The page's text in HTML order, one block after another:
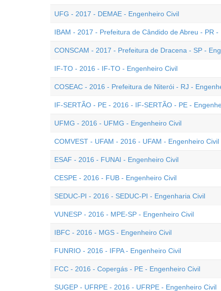
UFG - 2017 - DEMAE - Engenheiro Civil
IBAM - 2017 - Prefeitura de Cândido de Abreu - PR -
CONSCAM - 2017 - Prefeitura de Dracena - SP -
IF-TO - 2016 - IF-TO - Engenheiro Civil
COSEAC - 2016 - Prefeitura de Niterói - RJ -
IF-SERTÃO - PE - 2016 - IF-SERTÃO - PE -
UFMG - 2016 - UFMG - Engenheiro Civil
COMVEST - UFAM - 2016 - UFAM - Engenheiro Civil
ESAF - 2016 - FUNAI - Engenheiro Civil
CESPE - 2016 - FUB - Engenheiro Civil
SEDUC-PI - 2016 - SEDUC-PI - Engenharia Civil
VUNESP - 2016 - MPE-SP - Engenheiro Civil
IBFC - 2016 - MGS - Engenheiro Civil
FUNRIO - 2016 - IFPA - Engenheiro Civil
FCC - 2016 - Copergás - PE - Engenheiro Civil
SUGEP - UFRPE - 2016 - UFRPE - Engenheiro Civil